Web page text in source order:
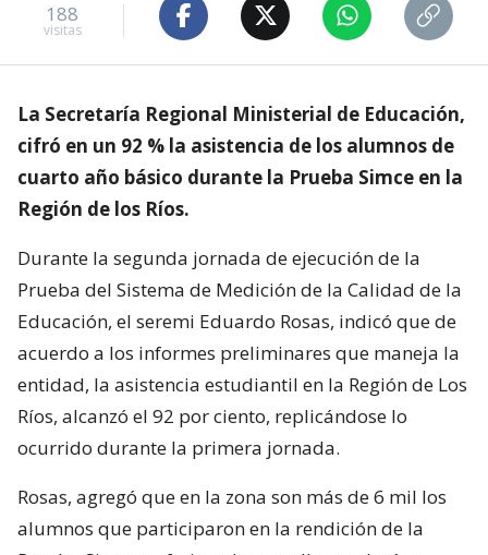
188
visitas
La Secretaría Regional Ministerial de Educación,
cifró en un 92 % la asistencia de los alumnos de
cuarto año básico durante la Prueba Simce en la
Región de los Ríos.
Durante la segunda jornada de ejecución de la
Prueba del Sistema de Medición de la Calidad de la
Educación, el seremi Eduardo Rosas, indicó que de
acuerdo a los informes preliminares que maneja la
entidad, la asistencia estudiantil en la Región de Los
Ríos, alcanzó el 92 por ciento, replicándose lo
ocurrido durante la primera jornada.
Rosas, agregó que en la zona son más de 6 mil los
alumnos que participaron en la rendición de la